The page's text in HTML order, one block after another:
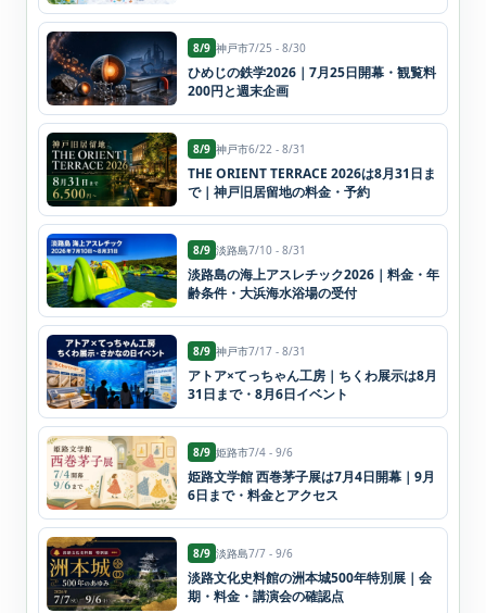
8/9 神戸市7/25 - 8/30
ひめじの鉄学2026｜7月25日開幕・観覧料
200円と週末企画
8/9 神戸市6/22 - 8/31
THE ORIENT TERRACE 2026は8月31日ま
で｜神戸旧居留地の料金・予約
8/9 淡路島7/10 - 8/31
淡路島の海上アスレチック2026｜料金・年
齢条件・大浜海水浴場の受付
8/9 神戸市7/17 - 8/31
アトア×てっちゃん工房｜ちくわ展示は8月
31日まで・8月6日イベント
8/9 姫路市7/4 - 9/6
姫路文学館 西巻茅子展は7月4日開幕｜9月
6日まで・料金とアクセス
8/9 淡路島7/7 - 9/6
淡路文化史料館の洲本城500年特別展｜会
期・料金・講演会の確認点